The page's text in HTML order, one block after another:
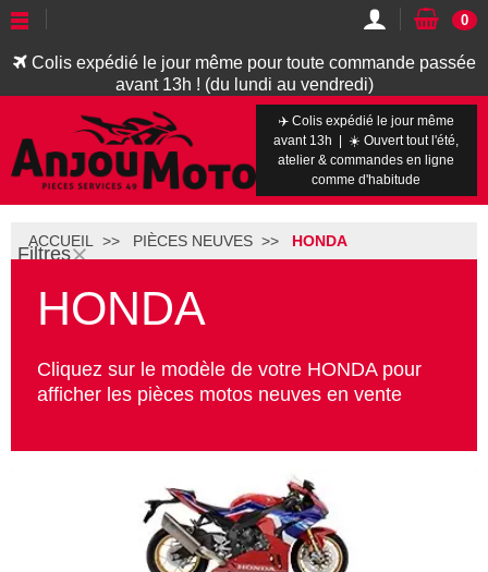
Colis expédié le jour même pour toute commande passée
avant 13h ! (du lundi au vendredi)
0
✈️ Colis expédié le jour même
avant 13h | ☀️ Ouvert tout l'été,
atelier & commandes en ligne
comme d'habitude
Filtres
ACCUEIL PIÈCES NEUVES HONDA
HONDA
Cliquez sur le modèle de votre HONDA pour
afficher les pièces motos neuves en vente